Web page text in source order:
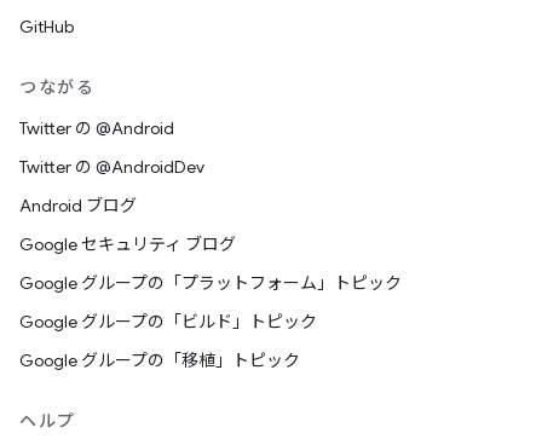
GitHub
つながる
Twitter の @Android
Twitter の @AndroidDev
Android ブログ
Google セキュリティ ブログ
Google グループの「プラットフォーム」トピック
Google グループの「ビルド」トピック
Google グループの「移植」トピック
ヘルプ